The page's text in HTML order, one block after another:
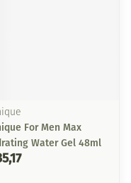
For Men Max
Water Gel 48ml